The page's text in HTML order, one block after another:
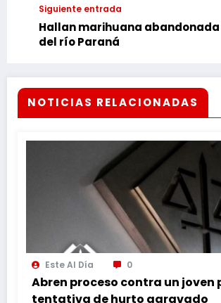
Siguiente entrada
Hallan marihuana
del río Paraná
NOTICIAS RELACIONADAS
Este Al Día 0
Abren proceso contra un joven
tentativa de hurto agravado